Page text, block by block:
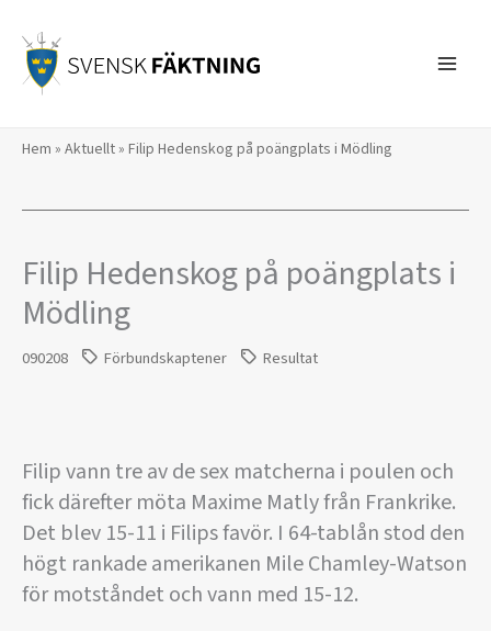
innehåll
Hem » Aktuellt» Filip Hedenskog på poängplats i Mödling
Filip Hedenskog på poängplats i
Mödling
090208 Förbundskaptener Resultat
Filip vann tre av de sex matcherna i poulen och
fick därefter möta Maxime Matly från Frankrike.
Det blev 15-11 i Filips favör. I 64-tablån stod den
högt rankade amerikanen Mile Chamley-Watson
för motståndet och vann med 15-12.